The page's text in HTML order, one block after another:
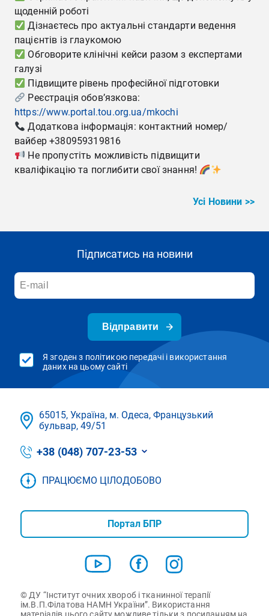
щоденній роботі
Дізнаєтесь про актуальні стандарти ведення
пацієнтів із глаукомою
Обговорите клінічні кейси разом з експертами
галузі
Підвищите рівень професійної підготовки
Реєстрація обов’язкова:
https://www.portal.tou.org.ua/mkochi
Додаткова інформація: контактний номер/
вайбер +380959319816
Не пропустіть можливість підвищити
кваліфікацію та поглибити свої знання!
Усі Новини >>
Підписатись на новини
Відправити
Я згоден з політикою передачі і використання
даних на цьому сайті
65015, Україна, м. Одеса, Французький
бульвар, 49/51
+38 (048) 707-23-53
ПРАЦЮЄМО ЦІЛОДОБОВО
Портал БПР
© ДУ “Інститут очних хвороб і тканинної терапії
ім.В.П.Філатова НАМН України”. Використання